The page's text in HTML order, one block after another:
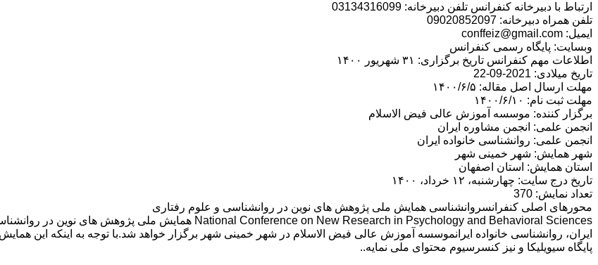
ارتباط با دبیرخانه کنفرانس تلفن دبیرخانه: 03134316099
تلفن همراه دبیرخانه: 09020852097
ایمیل: conffeiz@gmail.com
وبسایت: پایگاه رسمی کنفرانس
اطلاعات مهم کنفرانس تاریخ برگزاری: ۳۱ شهریور ۱۴۰۰
تاریخ میلادی: 2021-09-22
مهلت ارسال اصل مقاله: ۱۴۰۰/۶/۵
مهلت ثبت نام: ۱۴۰۰/۶/۱۰
برگزار کننده: موسسه آموزش عالی فیض الاسلام
انجمن علمی: انجمن مشاوره ایران
انجمن علمی: روانشناسی خانواده ایران
شهر همایش: شهر خمینی شهر
استان همایش: استان اصفهان
تاریخ درج سایت: چهارشنبه، ۱۲ خرداد، ۱۴۰۰
تعداد نمایش: 370
محورهای اصلی کنفرانسروانشناسی همایش ملی پژوهش های نوین در روانشناسی و علوم رفتاری
ایران، روانشناسی خانواده ایرانموسسه آموزش عالی فیض الاسلام در شهر خمینی شهر برگزار خواهد شد.با توجه به اینکه این
پایگاه سیویلیکا و نیز کنسرسیوم محتوای ملی نمایه..